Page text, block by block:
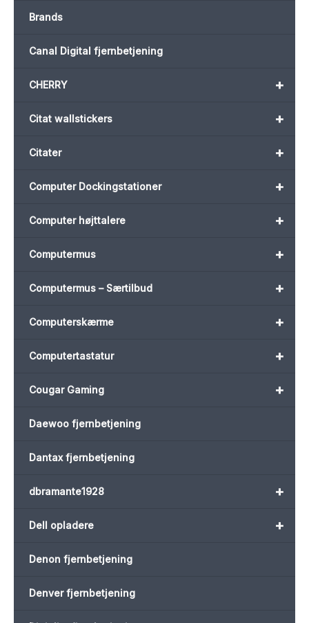
Brands
Canal Digital fjernbetjening
+
CHERRY
+
Citat wallstickers
+
Citater
+
Computer Dockingstationer
+
Computer højttalere
+
Computermus
+
Computermus – Særtilbud
+
Computerskærme
+
Computertastatur
+
Cougar Gaming
Daewoo fjernbetjening
Dantax fjernbetjening
+
dbramante1928
+
Dell opladere
Denon fjernbetjening
Denver fjernbetjening